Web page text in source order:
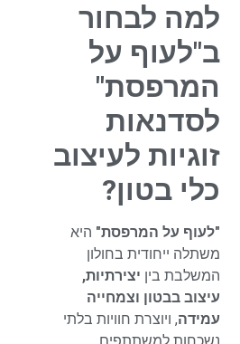
למה לבחור
ב"לעוף על
המרפסת"
לסדנאות
זוגיות לעיצוב
כלי בטון?
"לעוף על המרפסת" היא
משתלה ייחודית בחולון
המשלבת בין יצירתיות,
עיצוב בבטון וצמחייה
עמידה, ויוצרת חוויות בלתי